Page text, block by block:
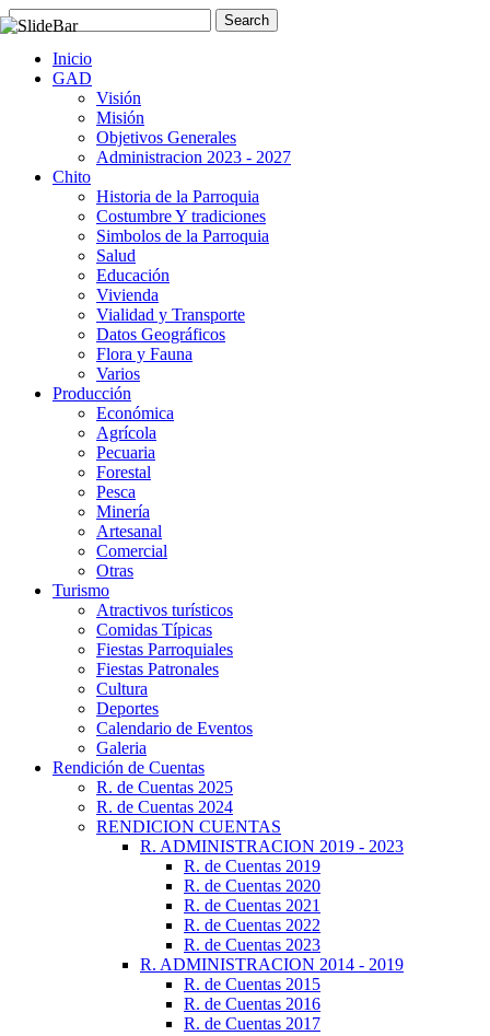
Inicio
GAD
Visión
Misión
Objetivos Generales
Administracion 2023 - 2027
Chito
Historia de la Parroquia
Costumbre Y tradiciones
Simbolos de la Parroquia
Salud
Educación
Vivienda
Vialidad y Transporte
Datos Geográficos
Flora y Fauna
Varios
Producción
Económica
Agrícola
Pecuaria
Forestal
Pesca
Minería
Artesanal
Comercial
Otras
Turismo
Atractivos turísticos
Comidas Típicas
Fiestas Parroquiales
Fiestas Patronales
Cultura
Deportes
Calendario de Eventos
Galeria
Rendición de Cuentas
R. de Cuentas 2025
R. de Cuentas 2024
RENDICION CUENTAS
R. ADMINISTRACION 2019 - 2023
R. de Cuentas 2019
R. de Cuentas 2020
R. de Cuentas 2021
R. de Cuentas 2022
R. de Cuentas 2023
R. ADMINISTRACION 2014 - 2019
R. de Cuentas 2015
R. de Cuentas 2016
R. de Cuentas 2017